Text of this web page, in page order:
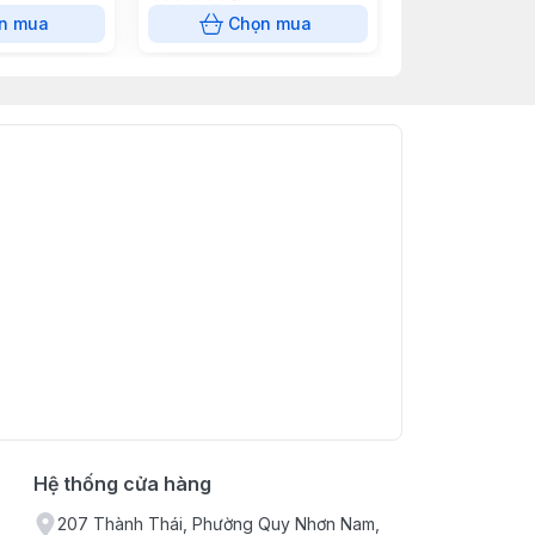
mua Chọn mua
Hệ thống cửa hàng
207 Thành Thái, Phường Quy Nhơn Nam,